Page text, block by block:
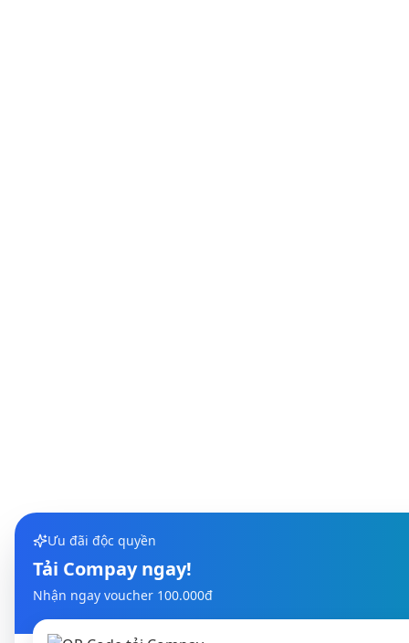
Ưu đãi độc quyền
Tải Compay ngay!
Nhận ngay voucher 100.000đ